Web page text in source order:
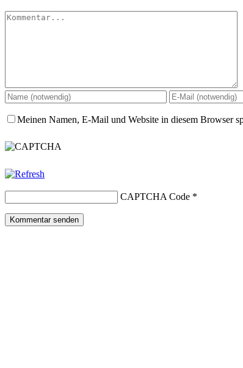
Kommentar
Meinen Namen, E-Mail und Website in diesem Browser
CAPTCHA Code *